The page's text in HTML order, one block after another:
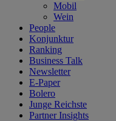
Mobil
Wein
People
Konjunktur
Ranking
Business Talk
Newsletter
E-Paper
Bolero
Junge Reichste
Partner Insights